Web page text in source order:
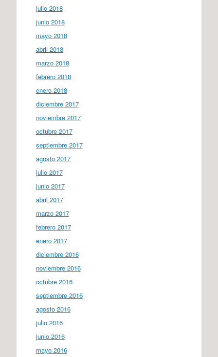
julio 2018
junio 2018
mayo 2018
abril 2018
marzo 2018
febrero 2018
enero 2018
diciembre 2017
noviembre 2017
octubre 2017
septiembre 2017
agosto 2017
julio 2017
junio 2017
abril 2017
marzo 2017
febrero 2017
enero 2017
diciembre 2016
noviembre 2016
octubre 2016
septiembre 2016
agosto 2016
julio 2016
junio 2016
mayo 2016